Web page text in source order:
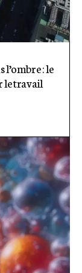
: le
le travail